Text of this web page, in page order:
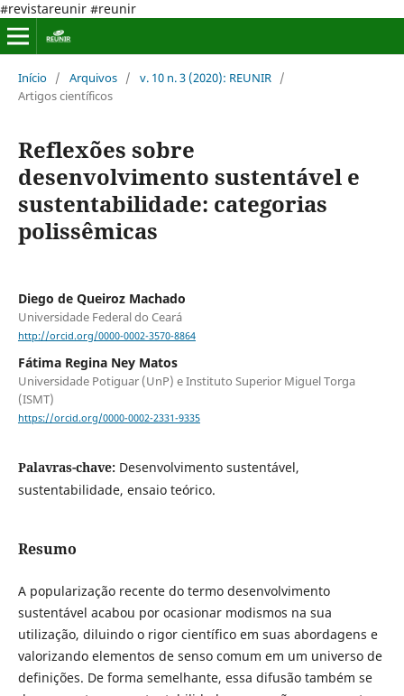
#revistareunir #reunir
Início / Arquivos / v. 10 n. 3 (2020): REUNIR /
Artigos científicos
Reflexões sobre
desenvolvimento sustentável e
sustentabilidade: categorias
polissêmicas
Diego de Queiroz Machado
Universidade Federal do Ceará
http://orcid.org/0000-0002-3570-8864
Fátima Regina Ney Matos
Universidade Potiguar (UnP) e Instituto Superior Miguel Torga
(ISMT)
https://orcid.org/0000-0002-2331-9335
Palavras-chave: Desenvolvimento sustentável,
sustentabilidade, ensaio teórico.
Resumo
A popularização recente do termo desenvolvimento
sustentável acabou por ocasionar modismos na sua
utilização, diluindo o rigor científico em suas abordagens e
valorizando elementos de senso comum em um universo de
definições. De forma semelhante, essa difusão também se